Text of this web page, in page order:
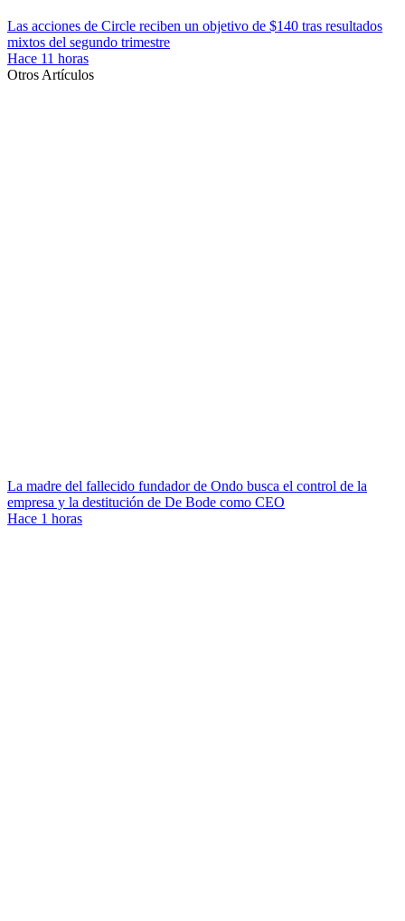
Las acciones de Circle reciben un objetivo de $140 tras resultados
mixtos del segundo trimestre
Hace 11 horas
Otros Artículos
La madre del fallecido fundador de Ondo busca el control de la
empresa y la destitución de De Bode como CEO
Hace 1 horas